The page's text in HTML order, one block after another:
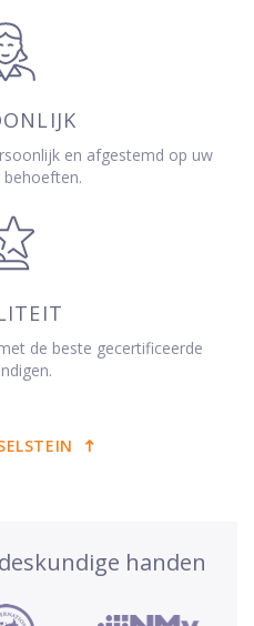
en afgestemd op uw
behoeften.
de beste gecertificeerde
handen